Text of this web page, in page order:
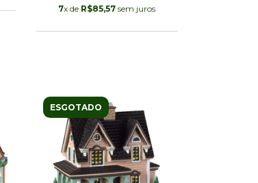
7x de R$85,57 sem juros
ESGOTADO